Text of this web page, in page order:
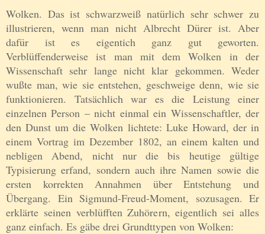
Wolken. Das ist schwarzweiß natürlich sehr schwer zu
illustrieren, wenn man nicht Albrecht Dürer ist. Aber
dafür ist es eigentich ganz gut geworten.
Verblüffenderweise ist man mit dem Wolken in der
Wissenschaft sehr lange nicht klar gekommen. Weder
wußte man, wie sie entstehen, geschweige denn, wie sie
funktionieren. Tatsächlich war es die Leistung einer
einzelnen Person – nicht einmal ein Wissenschaftler, der
den Dunst um die Wolken lichtete: Luke Howard, der in
einem Vortrag im Dezember 1802, an einem kalten und
nebligen Abend, nicht nur die bis heutige gültige
Typisierung erfand, sondern auch ihre Namen sowie die
ersten korrekten Annahmen über Entstehung und
Übergang. Ein Sigmund-Freud-Moment, sozusagen. Er
erklärte seinen verblüfften Zuhörern, eigentlich sei alles
ganz einfach. Es gäbe drei Grundttypen von Wolken: